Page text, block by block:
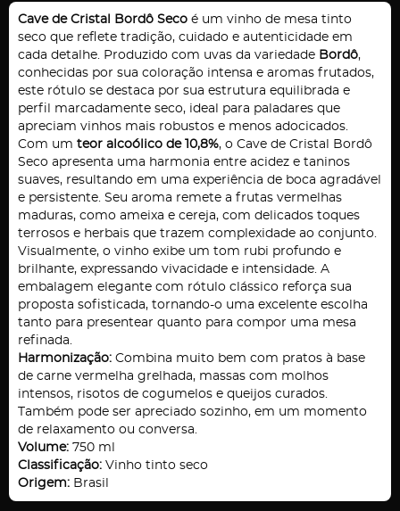
Cave de Cristal Bordô Seco é um vinho de mesa tinto
seco que reflete tradição, cuidado e autenticidade em
cada detalhe. Produzido com uvas da variedade Bordô,
conhecidas por sua coloração intensa e aromas frutados,
este rótulo se destaca por sua estrutura equilibrada e
perfil marcadamente seco, ideal para paladares que
apreciam vinhos mais robustos e menos adocicados.
Com um teor alcoólico de 10,8%, o Cave de Cristal Bordô
Seco apresenta uma harmonia entre acidez e taninos
suaves, resultando em uma experiência de boca agradável
e persistente. Seu aroma remete a frutas vermelhas
maduras, como ameixa e cereja, com delicados toques
terrosos e herbais que trazem complexidade ao conjunto.
Visualmente, o vinho exibe um tom rubi profundo e
brilhante, expressando vivacidade e intensidade. A
embalagem elegante com rótulo clássico reforça sua
proposta sofisticada, tornando-o uma excelente escolha
tanto para presentear quanto para compor uma mesa
refinada.
Harmonização: Combina muito bem com pratos à base
de carne vermelha grelhada, massas com molhos
intensos, risotos de cogumelos e queijos curados.
Também pode ser apreciado sozinho, em um momento
de relaxamento ou conversa.
Volume: 750 ml
Classificação: Vinho tinto seco
Origem: Brasil